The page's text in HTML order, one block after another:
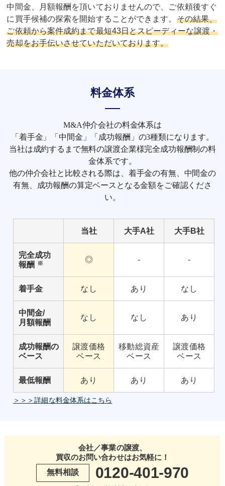
中間金、月額報酬を頂いておりませんので、ご依頼後すぐ
に買手候補の探索を開始することができます。 その結果、
ご依頼から案件成約まで最短43日とスピーディーな譲渡・
売却をお手伝いさせていただいております。
料金体系
M&A仲介会社の料金体系は
「着手金」「中間金」「成功報酬」の3種類になります。
当社は成約するまで無料の譲渡企業様完全成功報酬制の料
金体系です。
他の仲介会社と比較される際は、着手金の有無、中間金の
有無、成功報酬の算定ベースとなる金額をご確認くださ
い。
当社 大手A社 大手B社
完全成功
報酬 ※ ◎ - -
着手金 なし あり なし
中間金/
月額報酬
なし なし あり
成功報酬の
ベース
譲渡価格
ベース
移動総資産
ベース
譲渡価格
ベース
最低報酬 あり あり あり
＞＞＞詳細な料金体系はこちら
会社／事業の譲渡、
買収のお問い合わせはお気軽に！
無料相談
0120-401-970